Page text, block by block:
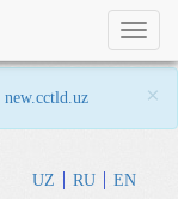
new.cctld.uz ×
UZ RU EN
Toggle